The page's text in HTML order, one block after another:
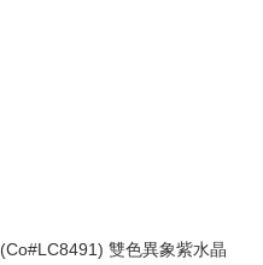
(Co#LC8491) 雙色異象紫水晶